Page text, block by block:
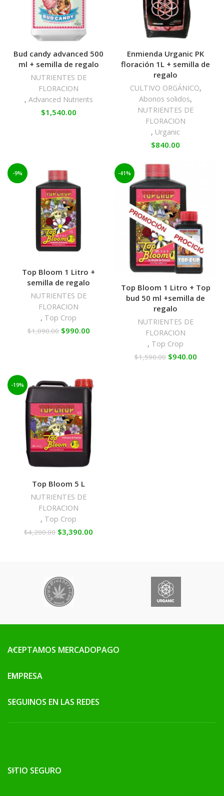
Bud candy advanced 500
ml + semilla de regalo
NUTRIENTES DE
FLORACION
, Advanced Nutrients
$1,540.00
Enmienda Urganic PK
floración 1L + semilla de
regalo
CULTIVO ORGÁNICO,
Abonos solidos,
NUTRIENTES DE
FLORACION
, Urganic
$840.00
-9%
Top Bloom 1 Litro +
semilla de regalo
NUTRIENTES DE
FLORACION
, Top Crop
$1,090.00 $990.00
-41%
Top Bloom 1 Litro + Top
bud 50 ml +semilla de
regalo
NUTRIENTES DE
FLORACION
, Top Crop
$1,590.00 $940.00
-19%
Top Bloom 5 L
NUTRIENTES DE
FLORACION
, Top Crop
$4,200.00 $3,390.00
ACEPTAMOS MERCADOPAGO
EMPRESA
SEGUINOS EN LAS REDES
SITIO SEGURO